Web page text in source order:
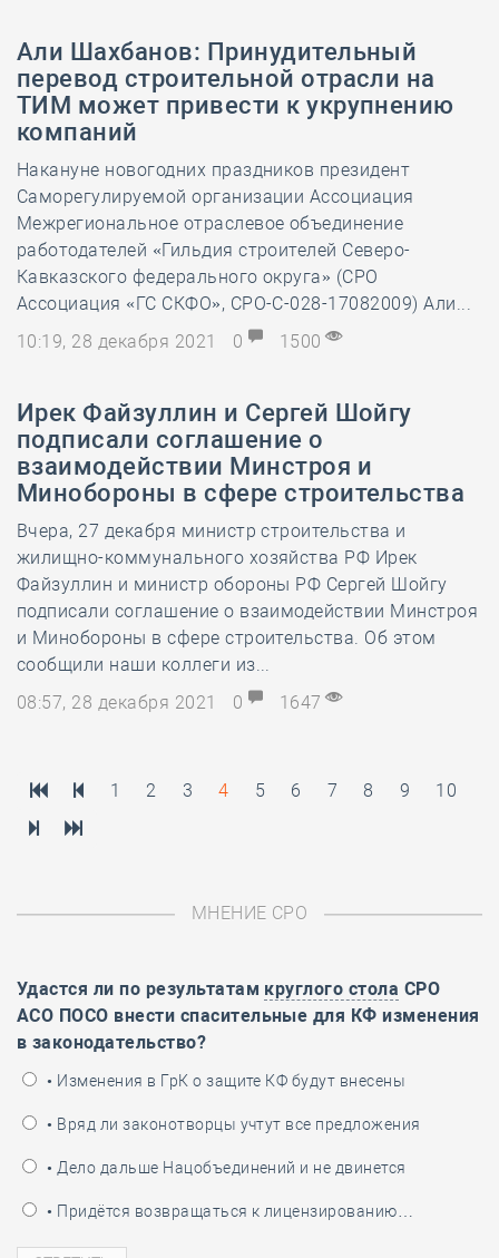
Али Шахбанов: Принудительный
перевод строительной отрасли на
ТИМ может привести к укрупнению
компаний
Накануне новогодних праздников президент
Саморегулируемой организации Ассоциация
Межрегиональное отраслевое объединение
работодателей «Гильдия строителей Северо-
Кавказского федерального округа» (СРО
Ассоциация «ГС СКФО», СРО-С-028-17082009) Али...
10:19, 28 декабря 2021
0 1500
Ирек Файзуллин и Сергей Шойгу
подписали соглашение о
взаимодействии Минстроя и
Минобороны в сфере строительства
Вчера, 27 декабря министр строительства и
жилищно-коммунального хозяйства РФ Ирек
Файзуллин и министр обороны РФ Сергей Шойгу
подписали соглашение о взаимодействии Минстроя
и Минобороны в сфере строительства. Об этом
сообщили наши коллеги из...
08:57, 28 декабря 2021
0 1647
1 2 3 4 5 6 7 8 9 10
МНЕНИЕ СРО
Удастся ли по результатам круглого стола СРО
АСО ПОСО внести спасительные для КФ изменения
в законодательство?
• Изменения в ГрК о защите КФ будут внесены
• Вряд ли законотворцы учтут все предложения
• Дело дальше Нацобъединений и не двинется
• Придётся возвращаться к лицензированию…